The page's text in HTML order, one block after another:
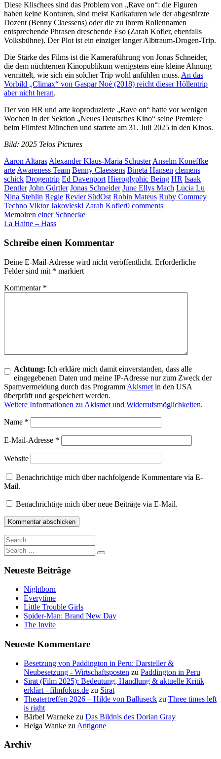
Diese Klischees sind das Problem von „Rave on“: die Figuren
haben keine Konturen, sind meist Karikaturen wie der abgestürzte
Dozent (Benny Claessens) oder die zu ihrem Rollennamen
entsprechende Phrasen dreschende Eso (Zarah Kofler, ebenfalls
Volksbühne). Der Plot ist ein einziger langer Albtraum-Drogen-Trip.
Die Stärke des Films ist die Kameraführung von Jonas Schneider,
die dem nüchternen Kinopublikum wenigstens eine kleine Ahnung
vermittelt, wie sich ein solcher Trip wohl anfühlen muss. An das
Vorbild „Climax“ von Gaspar Noé (2018) reicht dieser Höllentrip
aber nicht heran.
Der von HR und arte koproduzierte „Rave on“ hatte vor wenigen
Wochen in der Sektion „Neues Deutsches Kino“ seine Premiere
beim Filmfest München und startete am 31. Juli 2025 in den Kinos.
Bild: 2025 Telos Pictures
Aaron AltarasAlexander Klaus-Maria SchusterAnselm Koneffke
arteAwareness Team Benny Claessens Bineta Hansen clemens
schick Drogentrip Ed Davenport Hieroglyphic Being HR Isaak
Dentler John Gürtler Jonas Schneider June Ellys Mach Lucia Lu
Nina Stehlin Regie Revier SüdOst Robin Mateus Ruby Commey
Techno Viktor Jakovleski Zarah Kofler0 comments
Post
navigation
Memoiren einer Schnecke
La Haine – Hass
Schreibe einen Kommentar
Deine E-Mail-Adresse wird nicht veröffentlicht. Erforderliche
Felder sind mit * markiert
Kommentar *
Achtung: Ich erkläre mich damit einverstanden, dass alle
eingegebenen Daten und meine IP-Adresse nur zum Zweck der
Spamvermeidung durch das Programm Akismet in den USA
überprüft und gespeichert werden.
Weitere Informationen zu Akismet und Widerrufsmöglichkeiten.
Name *
E-Mail-Adresse *
Website
Benachrichtige mich über nachfolgende Kommentare via E-
Mail.
Benachrichtige mich über neue Beiträge via E-Mail.
Neueste Beiträge
Nightborn
Everytime
Little Trouble Girls
Spider-Man: Brand New Day
The Invite
Neueste Kommentare
Besetzung von Paddington in Peru: Darsteller &
Neubesetzung - Wirtschaftsposten zu Paddington in Peru
Sirāt (Film 2025): Bedeutung, Handlung & aktuelle Kritik
erklärt - filmfokus.de zu Sirāt
Theatertreffen 2026 – Hilde von Balluseck zu Three times left
is right
Bärbel Warneke zu Das Bildnis des Dorian Gray
Helga Wanke zu Antigone
Archiv